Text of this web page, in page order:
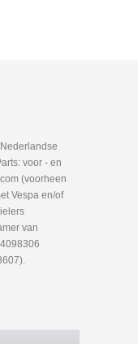
voor - en
(voorheen
Vespa en/of
van